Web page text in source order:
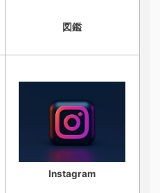
図鑑
Instagram